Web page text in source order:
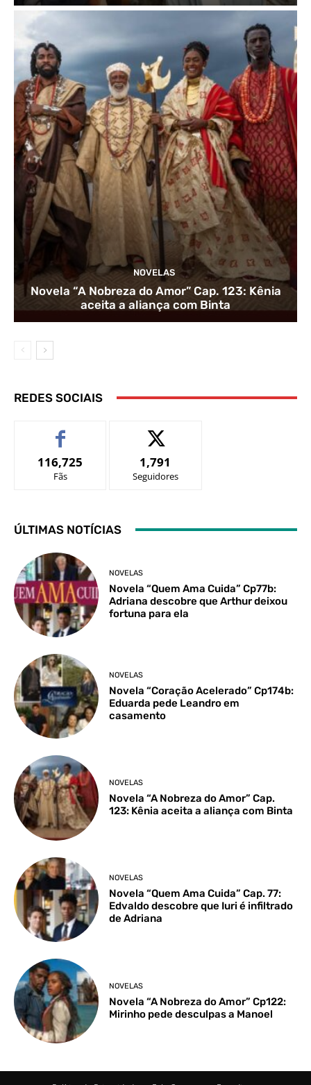
NOVELAS
Novela “A Nobreza do Amor” Cap. 123: Kênia
aceita a aliança com Binta
REDES SOCIAIS
116,725
Fãs
1,791
Seguidores
ÚLTIMAS NOTÍCIAS
NOVELAS
Novela “Quem Ama Cuida” Cp77b:
Adriana descobre que Arthur deixou
fortuna para ela
NOVELAS
Novela “Coração Acelerado” Cp174b:
Eduarda pede Leandro em
casamento
NOVELAS
Novela “A Nobreza do Amor” Cap.
123: Kênia aceita a aliança com Binta
NOVELAS
Novela “Quem Ama Cuida” Cap. 77:
Edvaldo descobre que Iuri é infiltrado
de Adriana
NOVELAS
Novela “A Nobreza do Amor” Cp122:
Mirinho pede desculpas a Manoel